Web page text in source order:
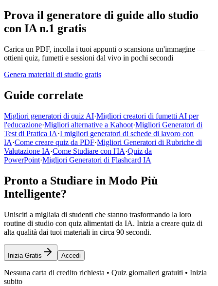
Prova il generatore di guide allo studio
con IA n.1 gratis
Carica un PDF, incolla i tuoi appunti o scansiona un'immagine —
ottieni quiz, fumetti e sessioni dal vivo in pochi secondi
Genera materiali di studio gratis
Guide correlate
Migliori generatori di quiz AI·Migliori creatori di fumetti AI per
l'educazione·Migliori alternative a Kahoot·Migliori Generatori di
Test di Pratica IA·I migliori generatori di schede di lavoro con
IA·Come creare quiz da PDF·Migliori Generatori di Rubriche di
Valutazione IA·Come Studiare con l'IA·Quiz da
PowerPoint·Migliori Generatori di Flashcard IA
Pronto a Studiare in Modo Più
Intelligente?
Unisciti a migliaia di studenti che stanno trasformando la loro
routine di studio con quiz alimentati da IA. Inizia a creare quiz di
alta qualità dai tuoi materiali in circa 90 secondi.
Inizia Gratis Accedi
Nessuna carta di credito richiesta • Quiz giornalieri gratuiti • Inizia
subito